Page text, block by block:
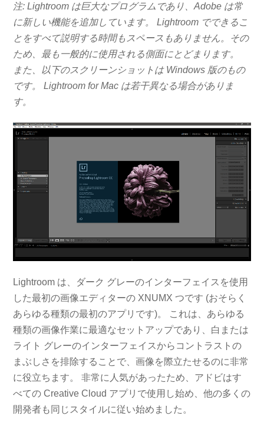
注: Lightroom は巨大なプログラムであり、Adobe は常
に新しい機能を追加しています。 Lightroom でできるこ
とをすべて説明する時間もスペースもありません。その
ため、最も一般的に使用される側面にとどまります。
また、以下のスクリーンショットは Windows 版のもの
です。 Lightroom for Mac は若干異なる場合がありま
す。
Lightroom は、ダーク グレーのインターフェイスを使用
した最初の画像エディターの XNUMX つです (おそらく
あらゆる種類の最初のアプリです)。 これは、あらゆる
種類の画像作業に最適なセットアップであり、白または
ライト グレーのインターフェイスからコントラストの
まぶしさを排除することで、画像を際立たせるのに非常
に役立ちます。 非常に人気があったため、アドビはす
べての Creative Cloud アプリで使用し始め、他の多くの
開発者も同じスタイルに従い始めました。